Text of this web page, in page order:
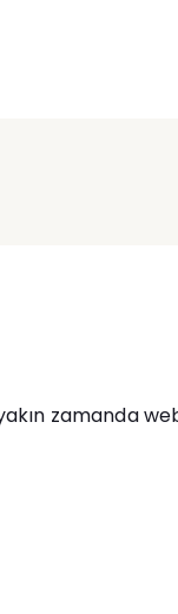
zamanda